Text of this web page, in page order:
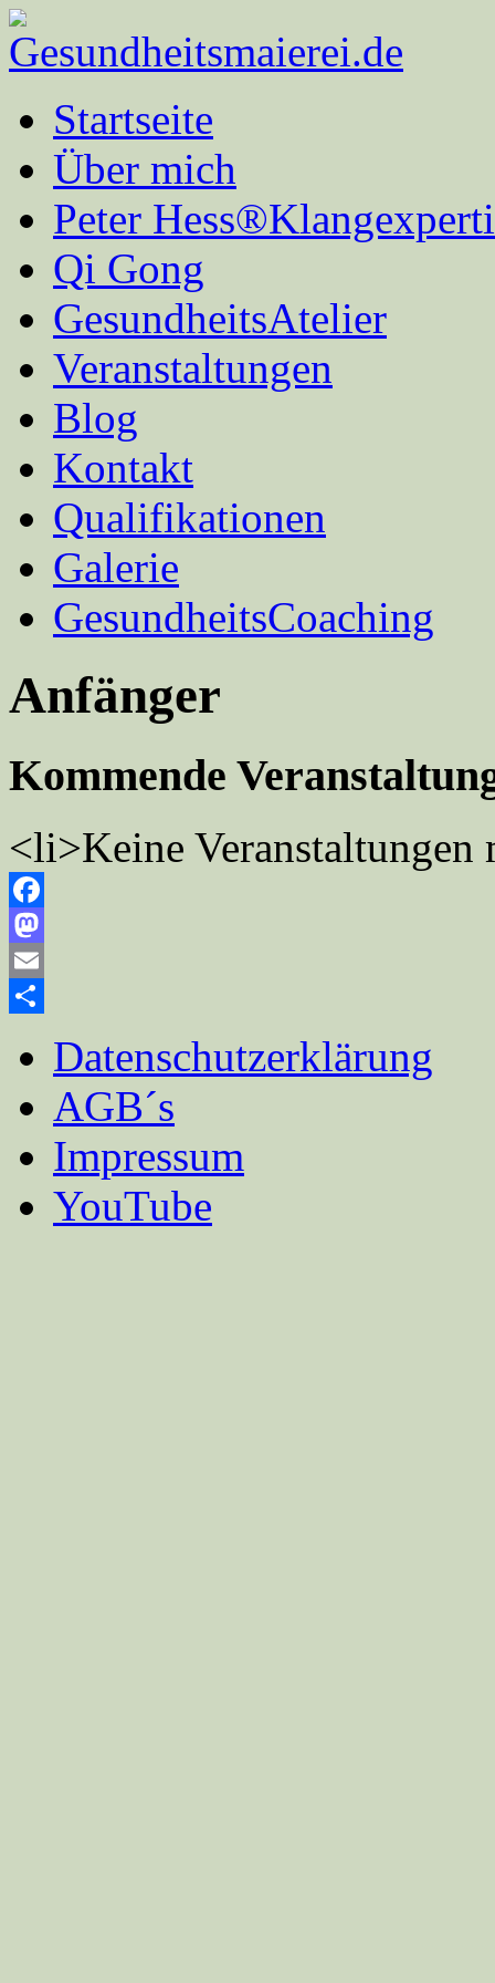
Startseite
Über mich
Peter
Qi Gong
GesundheitsAtelier
Veranstaltungen
Blog
Kontakt
Qualifikationen
Galerie
GesundheitsCoaching
Anfänger
Kommende
<li>Keine
Facebook
Mastodon
Email
Datenschutzerklärung
AGB´s
Impressum
YouTube